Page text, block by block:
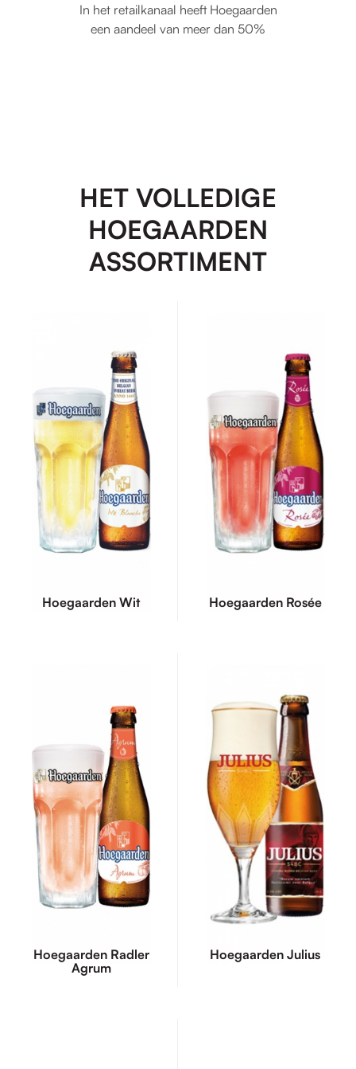
In het retailkanaal heeft Hoegaarden
een aandeel van meer dan 50%
HET VOLLEDIGE
HOEGAARDEN
ASSORTIMENT
Hoegaarden Wit Hoegaarden Rosée
Hoegaarden Radler
Agrum
Hoegaarden Julius